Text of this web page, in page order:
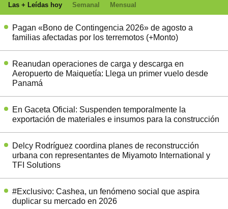
Las + Leídas hoy Semanal Mensual
Pagan «Bono de Contingencia 2026» de agosto a
familias afectadas por los terremotos (+Monto)
Reanudan operaciones de carga y descarga en
Aeropuerto de Maiquetía: Llega un primer vuelo desde
Panamá
En Gaceta Oficial: Suspenden temporalmente la
exportación de materiales e insumos para la construcción
Delcy Rodríguez coordina planes de reconstrucción
urbana con representantes de Miyamoto International y
TFI Solutions
#Exclusivo: Cashea, un fenómeno social que aspira
duplicar su mercado en 2026